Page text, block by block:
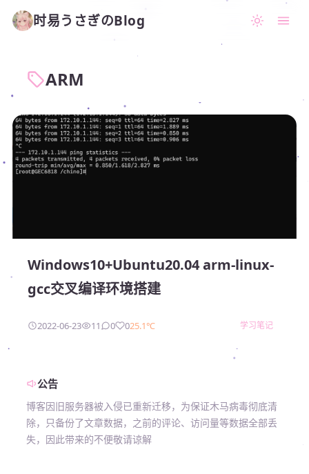
时易うさぎのBlog
ARM
Windows10+Ubuntu20.04 arm-linux-
gcc交叉编译环境搭建
2022-06-23 11 0 025.1℃ 学习笔记
公告
博客因旧服务器被入侵已重新迁移，为保证木马病毒彻底清
除，只备份了文章数据，之前的评论、访问量等数据全部丢
失，因此带来的不便敬请谅解